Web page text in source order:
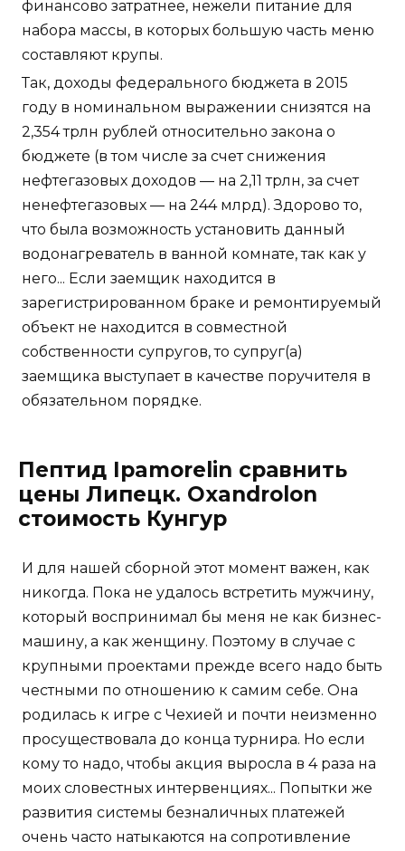
финансово затратнее, нежели питание для
набора массы, в которых большую часть меню
составляют крупы.
Так, доходы федерального бюджета в 2015
году в номинальном выражении снизятся на
2,354 трлн рублей относительно закона о
бюджете (в том числе за счет снижения
нефтегазовых доходов — на 2,11 трлн, за счет
ненефтегазовых — на 244 млрд). Здорово то,
что была возможность установить данный
водонагреватель в ванной комнате, так как у
него... Если заемщик находится в
зарегистрированном браке и ремонтируемый
объект не находится в совместной
собственности супругов, то супруг(а)
заемщика выступает в качестве поручителя в
обязательном порядке.
Пептид Ipamorelin сравнить
цены Липецк. Oxandrolon
стоимость Кунгур
И для нашей сборной этот момент важен, как
никогда. Пока не удалось встретить мужчину,
который воспринимал бы меня не как бизнес-
машину, а как женщину. Поэтому в случае с
крупными проектами прежде всего надо быть
честными по отношению к самим себе. Она
родилась к игре с Чехией и почти неизменно
просуществовала до конца турнира. Но если
кому то надо, чтобы акция выросла в 4 раза на
моих словестных интервенциях... Попытки же
развития системы безналичных платежей
очень часто натыкаются на сопротивление